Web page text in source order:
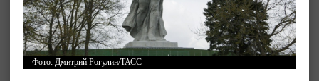
Фото: Дмитрий Рогулин/ТАСС